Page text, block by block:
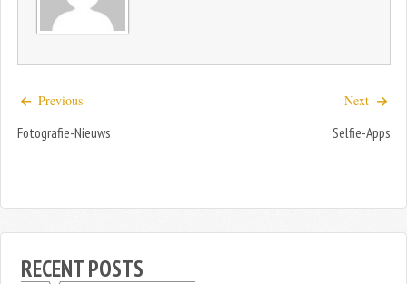
Previous
Fotografie-Nieuws
Next
Selfie-Apps
RECENT POSTS